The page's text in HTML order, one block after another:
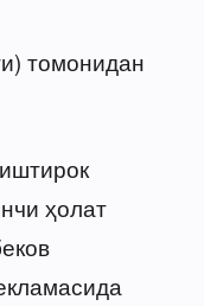
томонидан
ҳолат